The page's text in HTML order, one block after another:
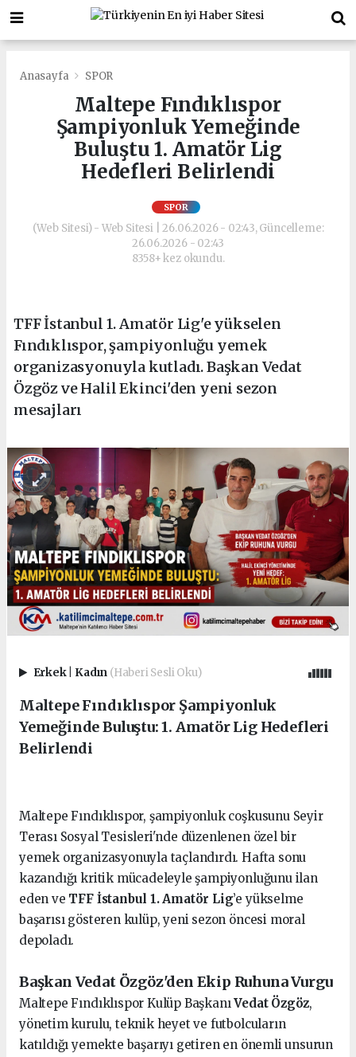
Anasayfa SPOR
Maltepe Fındıklıspor
Şampiyonluk Yemeğinde
Buluştu 1. Amatör Lig
Hedefleri Belirlendi
SPOR
(Web Sitesi) - Web Sitesi | 26.06.2026 - 02:43, Güncelleme:
26.06.2026 - 02:43
8358+ kez okundu.
TFF İstanbul 1. Amatör Lig'e yükselen
Fındıklıspor, şampiyonluğu yemek
organizasyonuyla kutladı. Başkan Vedat
Özgöz ve Halil Ekinci'den yeni sezon
mesajları
Erkek Kadın (Haberi Sesli Oku)
Maltepe Fındıklıspor Şampiyonluk
Yemeğinde Buluştu: 1. Amatör Lig Hedefleri
Belirlendi
Maltepe Fındıklıspor, şampiyonluk coşkusunu Seyir
Terası Sosyal Tesisleri'nde düzenlenen özel bir
yemek organizasyonuyla taçlandırdı. Hafta sonu
kazandığı kritik mücadeleyle şampiyonluğunu ilan
eden ve TFF İstanbul 1. Amatör Lig’e yükselme
başarısı gösteren kulüp, yeni sezon öncesi moral
depoladı.
Başkan Vedat Özgöz'den Ekip Ruhuna Vurgu
Maltepe Fındıklıspor Kulüp BaşkanıVedat Özgöz,
yönetim kurulu, teknik heyet ve futbolcuların
katıldığı yemekte başarıyı getiren en önemli unsurun